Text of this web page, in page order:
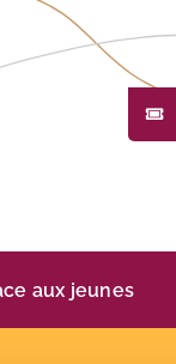
aux jeunes